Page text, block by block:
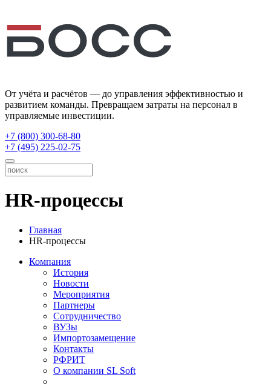
От учёта и расчётов — до управления эффективностью и
развитием команды. Превращаем затраты на персонал в
управляемые инвестиции.
+7 (800) 300-68-80
+7 (495) 225-02-75
HR-процессы
Главная
HR-процессы
Компания
История
Новости
Мероприятия
Партнеры
Сотрудничество
ВУЗы
Импортозамещение
Контакты
РФРИТ
О компании SL Soft